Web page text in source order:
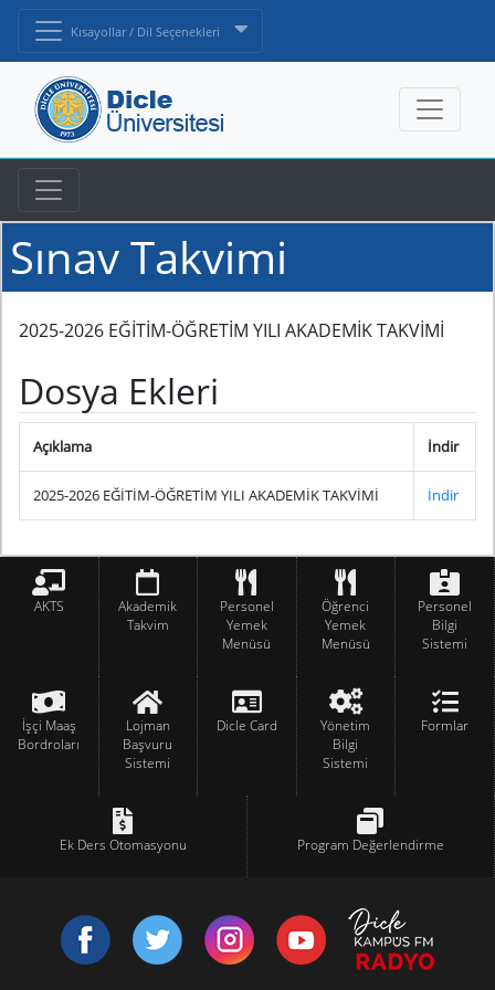
Kısayollar / Dil Seçenekleri
Sınav Takvimi
2025-2026 EĞİTİM-ÖĞRETİM YILI AKADEMİK TAKVİMİ
Dosya Ekleri
Açıklama İndir
2025-2026 EĞİTİM-ÖĞRETİM YILI AKADEMİK TAKVİMİ İndir
AKTS
Akademik
Takvim
Personel
Yemek
Menüsü
Öğrenci
Yemek
Menüsü
Personel
Bilgi
Sistemi
İşçi Maaş
Bordroları
Lojman
Başvuru
Sistemi
Dicle Card
Yönetim
Bilgi
Sistemi
Formlar
Ek Ders Otomasyonu Program Değerlendirme